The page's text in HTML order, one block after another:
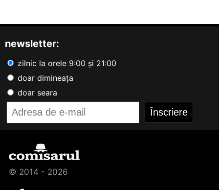
newsletter:
zilnic la orele 9:00 și 21:00
doar dimineața
doar seara
© 2014 - 2026